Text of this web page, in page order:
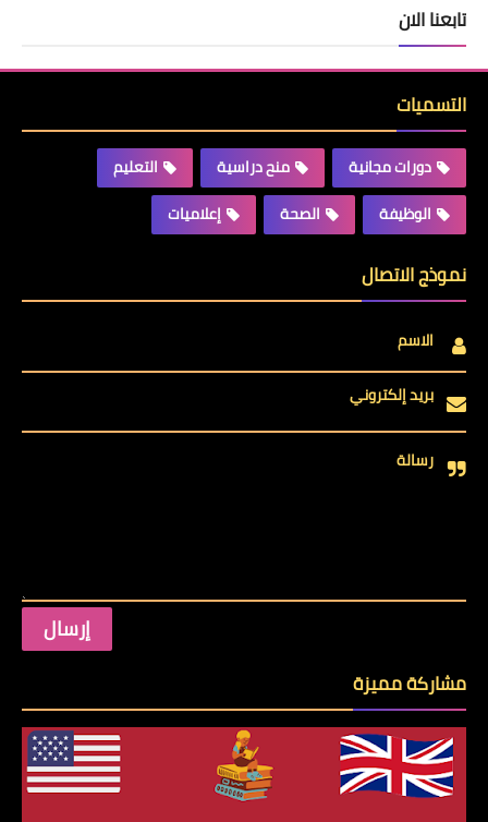
تابعنا الان
التسميات
دورات مجانية منح دراسية
التعليم
الوظيفة
الصحة إعلاميات
نموذج الاتصال
الاسم
بريد إلكتروني
رسالة
مشاركة مميزة